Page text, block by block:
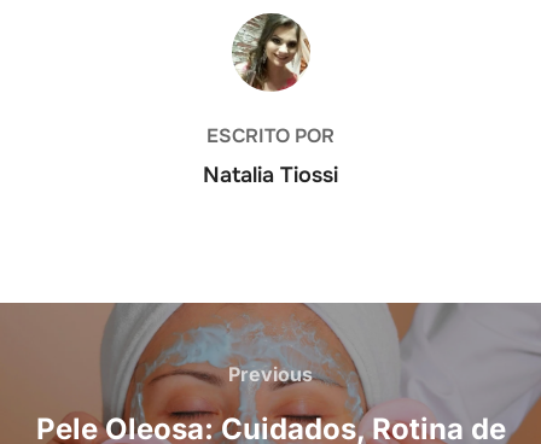
AUTOR DO POST
ESCRITO POR
Natalia Tiossi
Navegação
Post
Previous
Previous
Pele Oleosa: Cuidados, Rotina de